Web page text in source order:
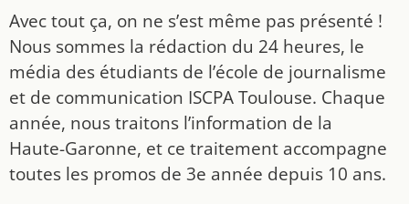
Avec tout ça, on ne s’est même pas présenté !
Nous sommes la rédaction du 24 heures, le
média des étudiants de l’école de journalisme
et de communication ISCPA Toulouse. Chaque
année, nous traitons l’information de la
Haute-Garonne, et ce traitement accompagne
toutes les promos de 3e année depuis 10 ans.